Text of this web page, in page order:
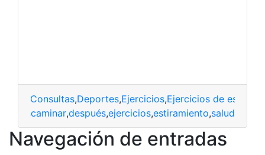
Consultas,Deportes,Ejercicios,Ejercicios de
caminar,después,ejercicios,estiramiento,salud
Navegación de entradas